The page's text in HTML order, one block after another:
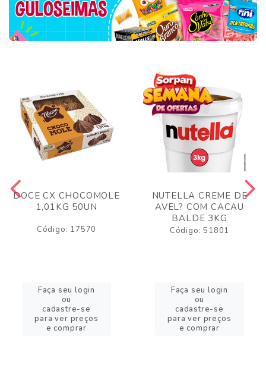
DOCE CX CHOCOMOLE
1,01KG 50UN
Código: 17570
Faça seu login
ou
cadastre-se
para ver preços
e comprar
NUTELLA CREME DE
AVEL? COM CACAU
BALDE 3KG
Código: 51801
Faça seu login
ou
cadastre-se
para ver preços
e comprar